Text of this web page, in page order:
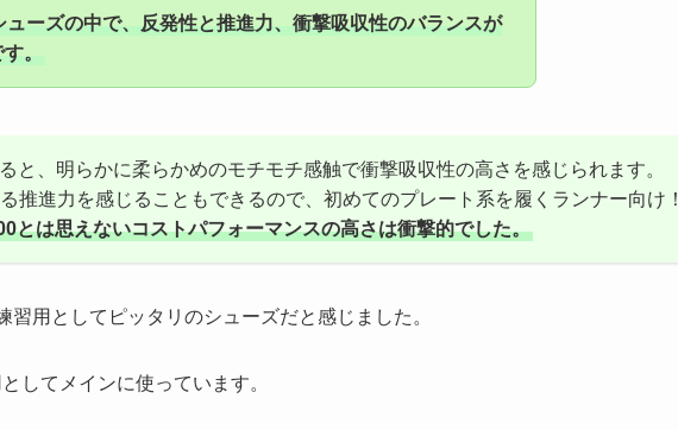
ューズの中で、反発性と推進力、衝撃吸収性のバランスが
。
と、明らかに柔らかめのモチモチ感触で衝撃吸収性の高さを感じられます。
推進力を感じることもできるので、初めてのプレート系を履くランナー向け！
とは思えないコストパフォーマンスの高さは衝撃的でした。
用としてピッタリのシューズだと感じました。
してメインに使っています。